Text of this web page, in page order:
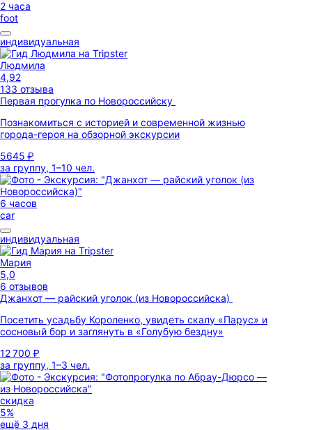
2 часа
foot
индивидуальная
Людмила
4,92
133 отзыва
Первая прогулка по Новороссийску
Познакомиться с историей и современной жизнью
города-героя на обзорной экскурсии
5645 ₽
за группу, 1–10 чел.
6 часов
car
индивидуальная
Мария
5,0
6 отзывов
Джанхот — райский уголок (из Новороссийска)
Посетить усадьбу Короленко, увидеть скалу «Парус» и
сосновый бор и заглянуть в «Голубую бездну»
12 700 ₽
за группу, 1–3 чел.
скидка
5%
ещё 3 дня